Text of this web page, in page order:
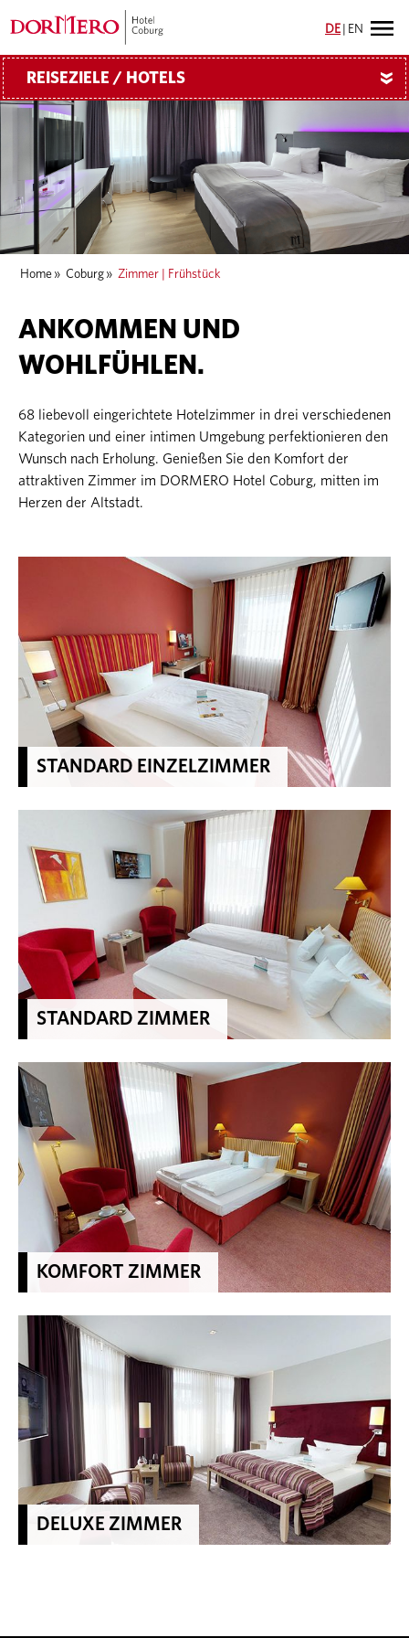
DE EN
REISEZIELE / HOTELS »
Home » Coburg » Zimmer | Frühstück
ANKOMMEN UND
WOHLFÜHLEN.
68 liebevoll eingerichtete Hotelzimmer in drei verschiedenen
Kategorien und einer intimen Umgebung perfektionieren den
Wunsch nach Erholung. Genießen Sie den Komfort der
attraktiven Zimmer im DORMERO Hotel Coburg, mitten im
Herzen der Altstadt.
STANDARD EINZELZIMMER
STANDARD ZIMMER
KOMFORT ZIMMER
DELUXE ZIMMER